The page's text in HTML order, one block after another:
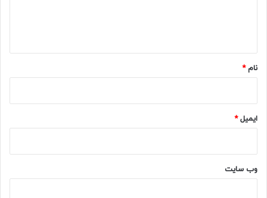
نام*
ایمیل*
وب‌ سایت